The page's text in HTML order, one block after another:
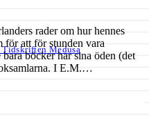
Tidskriften Medusa
rader om hur hennes
för att för stunden vara
böcker har sina öden (det
I E.M.…